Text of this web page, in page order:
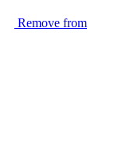
Remove from